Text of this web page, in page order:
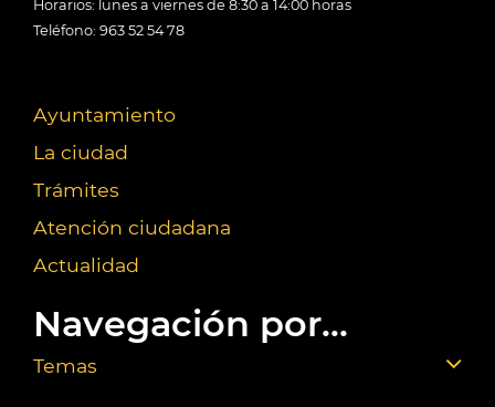
Horarios: lunes a viernes de 8:30 a 14:00 horas
Teléfono: 963 52 54 78
Ayuntamiento
La ciudad
Trámites
Atención ciudadana
Actualidad
Navegación por...
Temas